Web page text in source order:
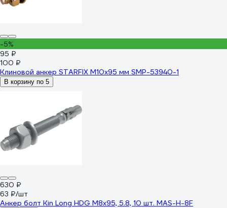
-5%
95 ₽
100 ₽
Клиновой анкер STARFIX М10x95 мм SMP-53940-1
В корзину по 5
630 ₽
63 ₽/шт
Анкер болт Kin Long HDG М8x95, 5.8, 10 шт. MAS-H-8F